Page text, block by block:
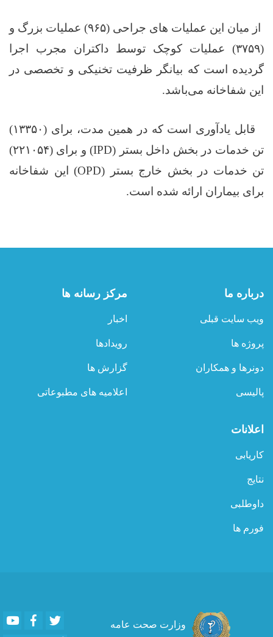
از میان این عملیات های جراحی‌ (۹۶۵)
عملیات بزرگ و
(۳۷۵۹)
عملیات کوچک توسط داکتران مجرب اجرا
گردیده است که بیانگر ظرفیت تخنیکی و تخصصی در
این شفاخانه می‌باشد.
قابل یادآوری است که در همین مدت، برای (۱۳۳۵۰)
تن خدمات در بخش داخل بستر (IPD) و برای (۲۲۱۰۵۴)
تن خدمات در بخش خارج بستر
(OPD)
این شفاخانه
برای بیماران ارائه شده است.
درباره ما
ویب سایت قبلی
پروژه ها
دونرها و همکاران
پالیسی
مرکز رسانه ها
اخبار
رویدادها
گزارش ها
اعلامیه های مطبوعاتی
اعلانات
کاریابی
نتایج
داوطلبی
فورم ها
وزارت صحت عامه
YoutubeFacebook